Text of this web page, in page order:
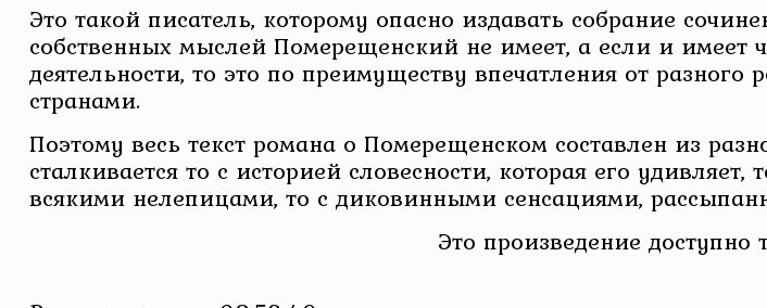
Это такой писатель, которому опасно издавать собрание
собственных мыслей Померещенский не имеет, а если и имеет
деятельности, то это по преимуществу впечатления от
странами.
Поэтому весь текст романа о Померещенском составлен из
сталкивается то с историей словесности, которая его
всякими нелепицами, то с диковинными сенсациями,
Это произведение доступно